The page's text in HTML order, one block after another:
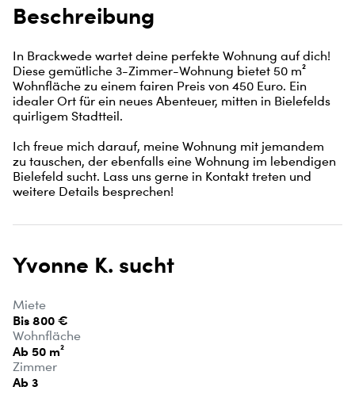
Beschreibung
In Brackwede wartet deine perfekte Wohnung auf dich!
Diese gemütliche 3-Zimmer-Wohnung bietet 50 m²
Wohnfläche zu einem fairen Preis von 450 Euro. Ein
idealer Ort für ein neues Abenteuer, mitten in Bielefelds
quirligem Stadtteil.
Ich freue mich darauf, meine Wohnung mit jemandem
zu tauschen, der ebenfalls eine Wohnung im lebendigen
Bielefeld sucht. Lass uns gerne in Kontakt treten und
weitere Details besprechen!
Yvonne K. sucht
Miete
Bis 800 €
Wohnfläche
Ab 50 m²
Zimmer
Ab 3